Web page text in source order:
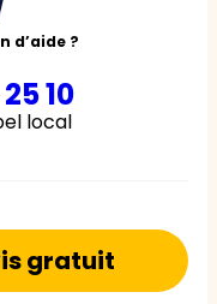
d’aide ?
10
local
gratuit